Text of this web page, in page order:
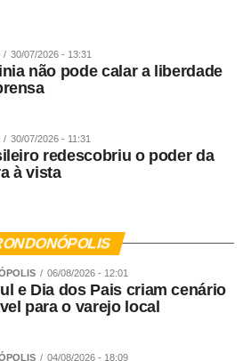
que busca soluções urgentes para
30/07/2026 - 13:31
não pode calar a liberdade
30/07/2026 - 11:31
redescobriu o poder da
à vista
06/08/2026 - 12:01
e Dia dos Pais criam cenário
para o varejo local
04/08/2026 - 18:09